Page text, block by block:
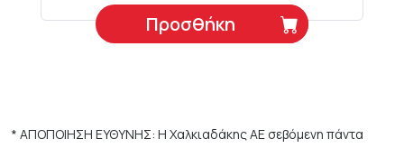
Προσθήκη
* ΑΠΟΠΟΙΗΣΗ ΕΥΘΥΝΗΣ: Η Χαλκιαδάκης ΑΕ σεβόμενη πάντα